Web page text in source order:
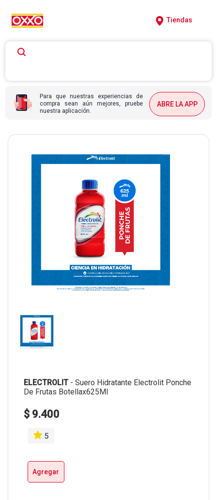
Tiendas
Para que nuestras experiencias de
compra sean aún mejores, pruebe
nuestra aplicación.
ABRE LA APP
ELECTROLIT- Suero Hidratante Electrolit Ponche
De Frutas Botellax625Ml
$ 9.400
5
Agregar